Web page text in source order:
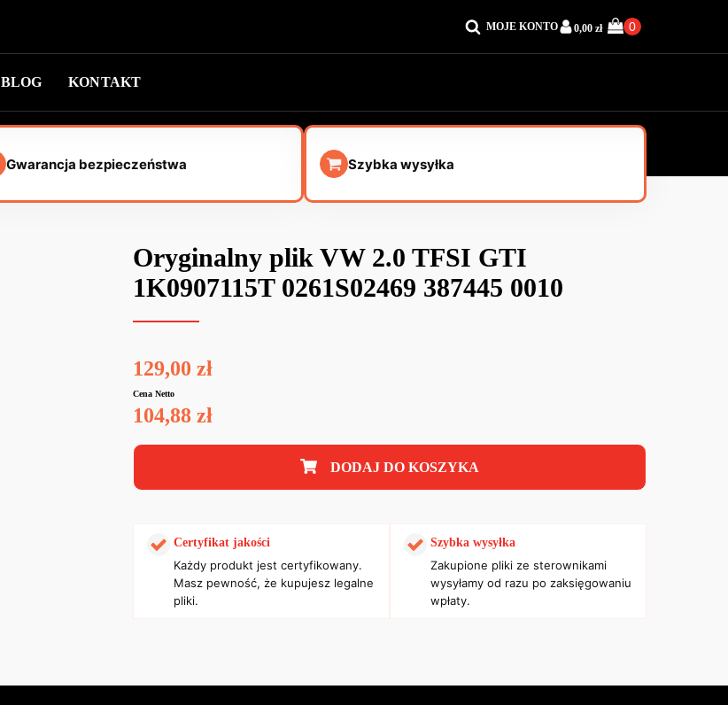
MOJE KONTO 0,00 zł
BLOG KONTAKT
Gwarancja bezpieczeństwa Szybka wysyłka
Oryginalny plik VW 2.0 TFSI GTI
1K0907115T 0261S02469 387445 0010
129,00 zł
Cena Netto
104,88 zł
DODAJ DO KOSZYKA
Certyfikat jakości
Każdy produkt jest certyfikowany.
Masz pewność, że kupujesz legalne
pliki.
Szybka wysyłka
Zakupione pliki ze sterownikami
wysyłamy od razu po zaksięgowaniu
wpłaty.